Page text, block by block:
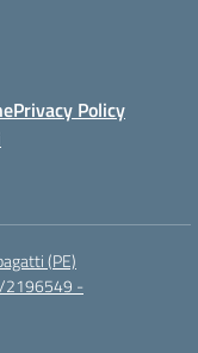
Privacy Policy
(PE)
-